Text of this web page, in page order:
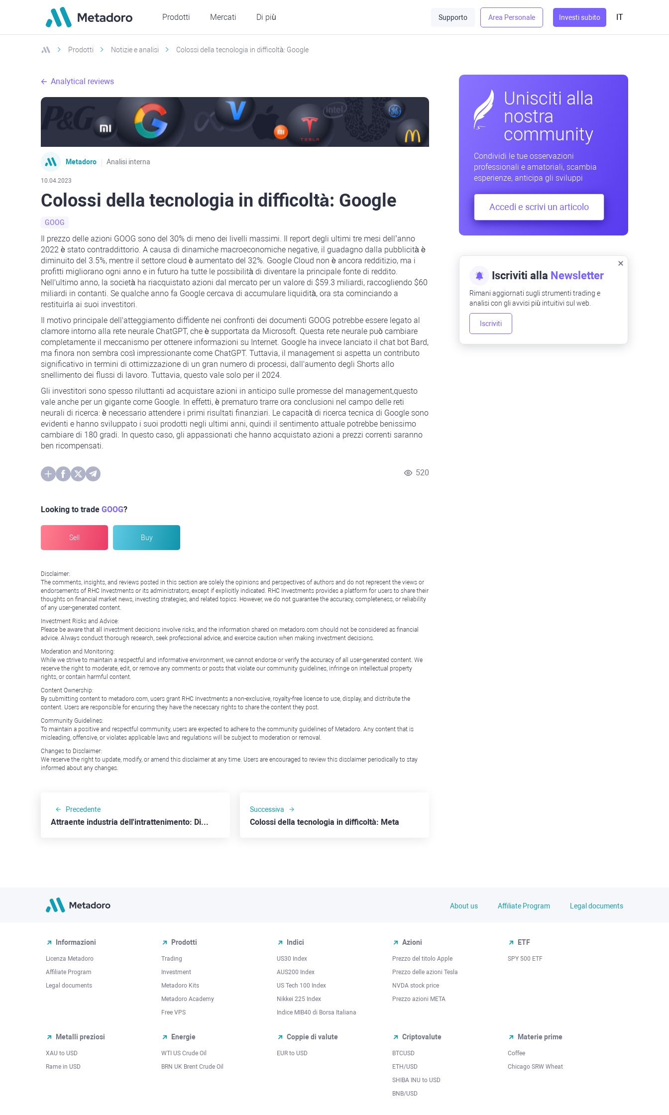
Prodotti Mercati Di più Supporto Area Personale Investi subito IT
Prodotti Notizie e analisi Colossi della tecnologia in difficoltà: Google
Analytical reviews
Metadoro Analisi interna
10.04.2023
Colossi della tecnologia in difficoltà: Google
GOOG
Il prezzo delle azioni GOOG sono del 30% di meno dei livelli massimi. Il report degli ultimi tre mesi dell’anno
2022 è stato contraddittorio. A causa di dinamiche macroeconomiche negative, il guadagno dalla pubblicità è
diminuito del 3.5%, mentre il settore cloud è aumentato del 32%. Google Cloud non è ancora redditizio, ma i
profitti migliorano ogni anno e in futuro ha tutte le possibilità di diventare la principale fonte di reddito.
Nell'ultimo anno, la società ha riacquistato azioni dal mercato per un valore di $59.3 miliardi, raccogliendo $60
miliardi in contanti. Se qualche anno fa Google cercava di accumulare liquidità, ora sta cominciando a
restituirla ai suoi investitori.
Il motivo principale dell'atteggiamento diffidente nei confronti dei documenti GOOG potrebbe essere legato al
clamore intorno alla rete neurale ChatGPT, che è supportata da Microsoft. Questa rete neurale può cambiare
completamente il meccanismo per ottenere informazioni su Internet. Google ha invece lanciato il chat bot Bard,
ma finora non sembra così impressionante come ChatGPT. Tuttavia, il management si aspetta un contributo
significativo in termini di ottimizzazione di un gran numero di processi, dall'aumento degli Shorts allo
snellimento dei flussi di lavoro. Tuttavia, questo vale solo per il 2024.
Gli investitori sono spesso riluttanti ad acquistare azioni in anticipo sulle promesse del management,questo
vale anche per un gigante come Google. In effetti, è prematuro trarre ora conclusioni nel campo delle reti
neurali di ricerca: è necessario attendere i primi risultati finanziari. Le capacità di ricerca tecnica di Google sono
evidenti e hanno sviluppato i suoi prodotti negli ultimi anni, quindi il sentimento attuale potrebbe benissimo
cambiare di 180 gradi. In questo caso, gli appassionati che hanno acquistato azioni a prezzi correnti saranno
ben ricompensati.
520
Looking to trade GOOG?
Sell Buy
Disclaimer:
The comments, insights, and reviews posted in this section are solely the opinions and perspectives of authors and do not represent the views or
endorsements of RHC Investments or its administrators, except if explicitly indicated. RHC Investments provides a platform for users to share their
thoughts on financial market news, investing strategies, and related topics. However, we do not guarantee the accuracy, completeness, or reliability
of any user-generated content.
Investment Risks and Advice:
Please be aware that all investment decisions involve risks, and the information shared on metadoro.com should not be considered as financial
advice. Always conduct thorough research, seek professional advice, and exercise caution when making investment decisions.
Moderation and Monitoring:
While we strive to maintain a respectful and informative environment, we cannot endorse or verify the accuracy of all user-generated content. We
reserve the right to moderate, edit, or remove any comments or posts that violate our community guidelines, infringe on intellectual property
rights, or contain harmful content.
Content Ownership:
By submitting content to metadoro.com, users grant RHC Investments a non-exclusive, royalty-free license to use, display, and distribute the
content. Users are responsible for ensuring they have the necessary rights to share the content they post.
Community Guidelines:
To maintain a positive and respectful community, users are expected to adhere to the community guidelines of Metadoro. Any content that is
misleading, offensive, or violates applicable laws and regulations will be subject to moderation or removal.
Changes to Disclaimer:
We reserve the right to update, modify, or amend this disclaimer at any time. Users are encouraged to review this disclaimer periodically to stay
informed about any changes.
Precedente
Attraente industria dell'intrattenimento: Disney, Comcast e Netflix
Successiva
Colossi della tecnologia in difficoltà: Meta
Unisciti alla
nostra
community
Condividi le tue osservazioni
professionali e amatoriali, scambia
esperienze, anticipa gli sviluppi
Accedi e scrivi un articolo
Iscriviti alla Newsletter
Rimani aggiornati sugli strumenti trading e
analisi con gli avvisi più intuitivi sul web.
Iscriviti
About us Affiliate Program Legal documents
Informazioni
Licenza Metadoro
Affiliate Program
Legal documents
Prodotti
Trading
Investment
Metadoro Kits
Metadoro Academy
Free VPS
Indici
US30 Index
AUS200 Index
US Tech 100 Index
Nikkei 225 Index
Indice MIB40 di Borsa Italiana
Azioni
Prezzo del titolo Apple
Prezzo delle azioni Tesla
NVDA stock price
Prezzo azioni META
ETF
SPY 500 ETF
Metalli preziosi
XAU to USD
Rame in USD
Energie
WTI US Crude Oil
BRN UK Brent Crude Oil
Coppie di valute
EUR to USD
Criptovalute
BTCUSD
ETH/USD
SHIBA INU to USD
BNB/USD
Materie prime
Coffee
Chicago SRW Wheat